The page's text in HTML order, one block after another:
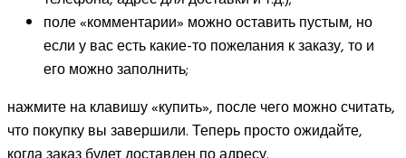
поле «комментарии» можно оставить пустым, но
если у вас есть какие-то пожелания к заказу, то и
его можно заполнить;
нажмите на клавишу «купить», после чего можно считать,
что покупку вы завершили. Теперь просто ожидайте,